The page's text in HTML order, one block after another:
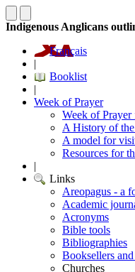
Indigenous Anglicans
Français
|
Booklist
|
Week of Prayer
Week of
A History of
A model for
Resources for
|
Links
Areopagus - a
Academic
Acronyms
Bible tools
Bibliographies
Booksellers
Churches